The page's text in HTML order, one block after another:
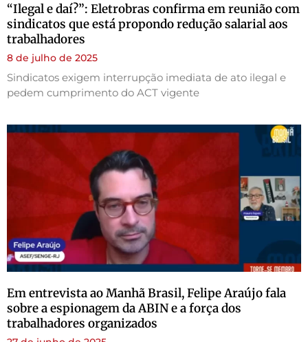
“Ilegal e daí?”: Eletrobras confirma em reunião com
sindicatos que está propondo redução salarial aos
trabalhadores
8 de julho de 2025
Sindicatos exigem interrupção imediata de ato ilegal e
pedem cumprimento do ACT vigente
Em entrevista ao Manhã Brasil, Felipe Araújo fala
sobre a espionagem da ABIN e a força dos
trabalhadores organizados